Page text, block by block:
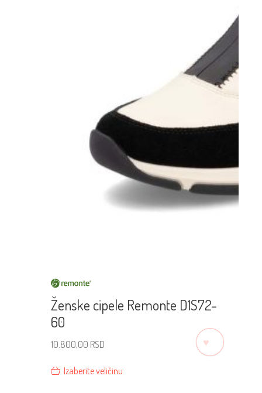
Ženske cipele Remonte D1S72-
60
10.800,00 RSD
Izaberite veličinu